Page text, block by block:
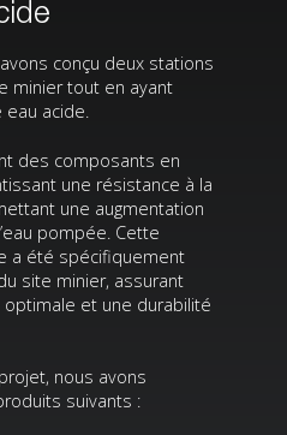
conçu deux stations
minier tout en ayant
eau acide.
des composants en
une résistance à la
une augmentation
pompée. Cette
a été spécifiquement
site minier, assurant
et une durabilité
nous avons
suivants :